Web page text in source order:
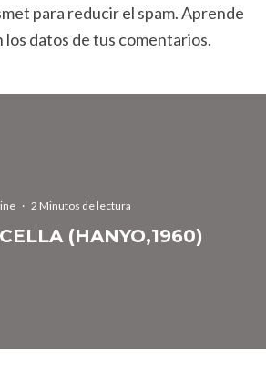
para reducir el spam.Aprende
los datos de tus comentarios.
· 2 Minutos de lectura
(HANYO,1960)